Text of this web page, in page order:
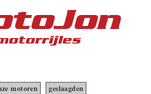
motoren
geslaagden